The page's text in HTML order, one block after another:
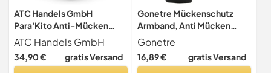
ATC Handels GmbH
Para'Kito Anti-Mücken
Armband inkl. 2 Pellets für
Kinder und Erwachsene -
Mückenschutz,
ATC Handels GmbH
34,90 € gratis Versand
Gonetre Mückenschutz
Armband, Anti Mücken
Armband, Ultraschall-
Mückenschutzbänder,
Ultrasonische Insekten
Gonetre
16,89 € gratis Versand